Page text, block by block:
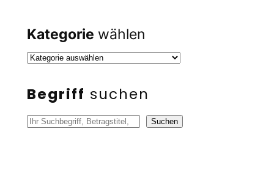
Kategorie wählen
Begriff suchen
S
Suchen